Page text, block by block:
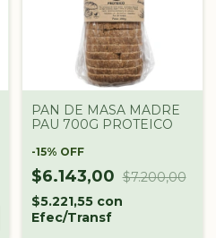
PAN DE MASA MADRE
PAU 700G PROTEICO
-15% OFF
$6.143,00 $7.200,00
$5.221,55 con
Efec/Transf